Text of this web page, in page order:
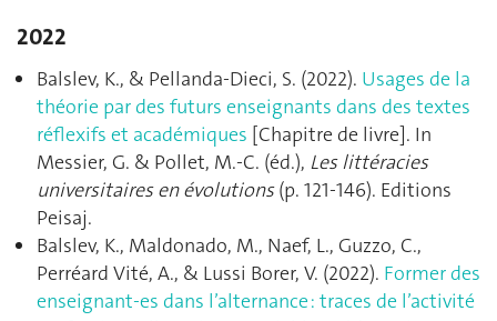
2022
Balslev, K., & Pellanda-Dieci, S. (2022). Usages de la
théorie par des futurs enseignants dans des textes
réflexifs et académiques [Chapitre de livre]. In
Messier, G. & Pollet, M.-C. (éd.), Les littéracies
universitaires en évolutions(p. 121‑146). Editions
Peisaj.
Balslev, K., Maldonado, M., Naef, L., Guzzo, C.,
Perréard Vité, A., & Lussi Borer, V. (2022). Former des
enseignant-es dans l’alternance : traces de l’activité